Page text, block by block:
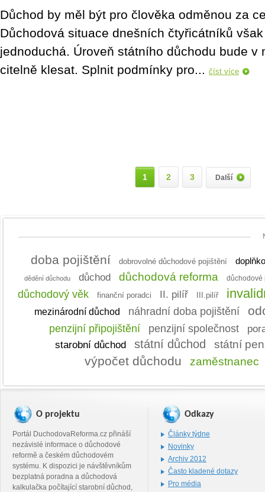
Důchod by měl být pro člověka odměnou za
Důchodová situace dnešních čtyřicátníků
jednoduchá. Úroveň státního důchodu bude v
citelně klesat. Splnit podmínky pro... číst více
1 2 3 Další
doba pojištění dobrovolné důchodové pojištění
dědění důchodu důchod důchodová reforma důchodové
důchodový věk finanční poradci II. pilíř III.pilíř
mezinárodní důchod náhradní doba pojištění
penzijní připojištění penzijní společnost
starobní důchod státní důchod státní
výpočet důchodu zaměstnanec
O projektu
Portál DuchodovaReforma.cz přináší
nezávislé informace o důchodové
reformě a českém důchodovém
systému. K dispozici je návštěvníkům
bezplatná poradna a důchodová
kalkulačka počítající starobní důchod,
Odkazy
Články týdne
Novinky
Archiv 2012
Často kladené dotazy
Pro média